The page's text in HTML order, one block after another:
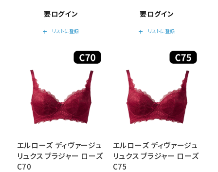
要ログイン
add
リストに登録
要ログイン
add
リストに登録
エルローズ ディヴァージュ
リュクス ブラジャー ローズ
C70
エルローズ ディヴァージュ
リュクス ブラジャー ローズ
C75